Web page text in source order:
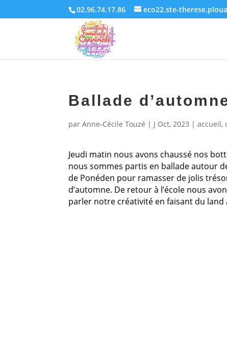
02.96.74.17.86 eco22.ste-
Ballade
parAnne-Cécile Touzé | J Oct, 2023 |accueil,
Jeudi matin nous avons chaussé nos
nous sommes partis en ballade autour
de Ponéden pour ramasser de jolis
d’automne. De retour à l’école nous
parler notre créativité en faisant du land